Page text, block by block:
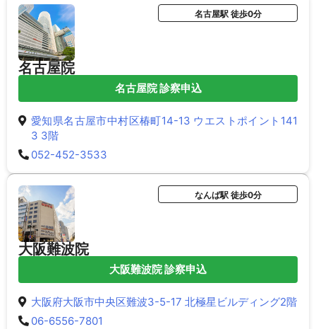
名古屋院
名古屋駅 徒歩0分
名古屋院 診察申込
愛知県名古屋市中村区椿町14-13 ウエストポイント141
3 3階
052-452-3533
大阪難波院
なんば駅 徒歩0分
大阪難波院 診察申込
大阪府大阪市中央区難波3-5-17 北極星ビルディング2階
06-6556-7801